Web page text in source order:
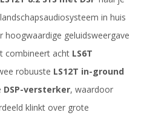
in huis
geluidsweergave
combineert acht LS6T
robuuste LS12T in-ground
DSP-versterker, waardoor
klinkt over grote